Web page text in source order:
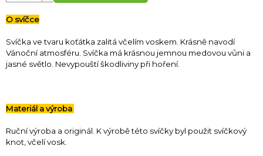
O svíčce
Svíčka ve tvaru koťátka zalitá včelím voskem. Krásně navodí
Vánoční atmosféru. Svíčka má krásnou jemnou medovou vůni a
jasné světlo. Nevypouští škodliviny při hoření.
Materiál a výroba
Ruční výroba a originál. K výrobě této svíčky byl použit svíčkový
knot, včelí vosk.